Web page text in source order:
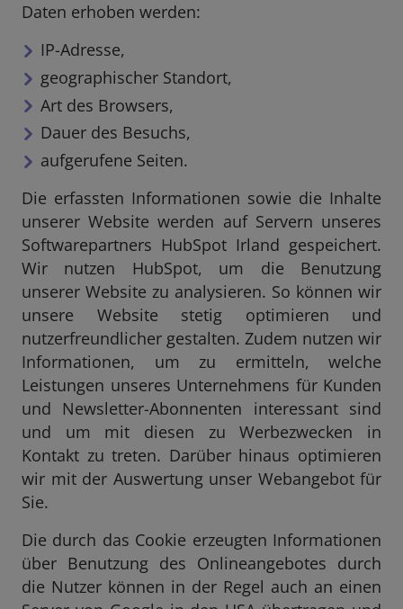
Daten erhoben werden:
IP-Adresse,
geographischer Standort,
Art des Browsers,
Dauer des Besuchs,
aufgerufene Seiten.
Die erfassten Informationen sowie die Inhalte
unserer Website werden auf Servern unseres
Softwarepartners HubSpot Irland gespeichert.
Wir nutzen HubSpot, um die Benutzung
unserer Website zu analysieren. So können wir
unsere Website stetig optimieren und
nutzerfreundlicher gestalten. Zudem nutzen wir
Informationen, um zu ermitteln, welche
Leistungen unseres Unternehmens für Kunden
und Newsletter-Abonnenten interessant sind
und um mit diesen zu Werbezwecken in
Kontakt zu treten. Darüber hinaus optimieren
wir mit der Auswertung unser Webangebot für
Sie.
Die durch das Cookie erzeugten Informationen
über Benutzung des Onlineangebotes durch
die Nutzer können in der Regel auch an einen